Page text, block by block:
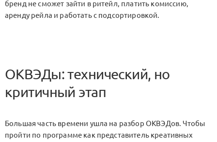
бренд не сможет зайти в ритейл, платить комиссию,
аренду рейла и работать с подсортировкой.
ОКВЭДы: технический, но
критичный этап
Большая часть времени ушла на разбор ОКВЭДов. Чтобы
пройти по программе как представитель креативных